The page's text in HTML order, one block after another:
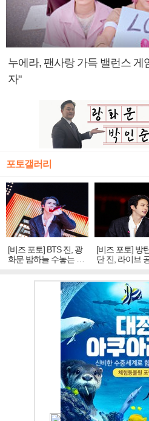
누에라, 팬사랑 가득 밸런스 게
자"
포토갤러리
[비즈 포토] BTS 진, 광
화문 밤하늘 수놓는 '비
주얼 킹'의 열창
[비즈 포토] 방
단 진, 라이브
빛나는 독보적